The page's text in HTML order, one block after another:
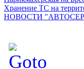
Хранение ТС на
НОВОСТИ